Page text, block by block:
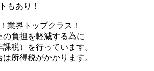
もあり！
業界トップクラス！
負担を軽減する為に
税）を行っています。
所得税がかかります。